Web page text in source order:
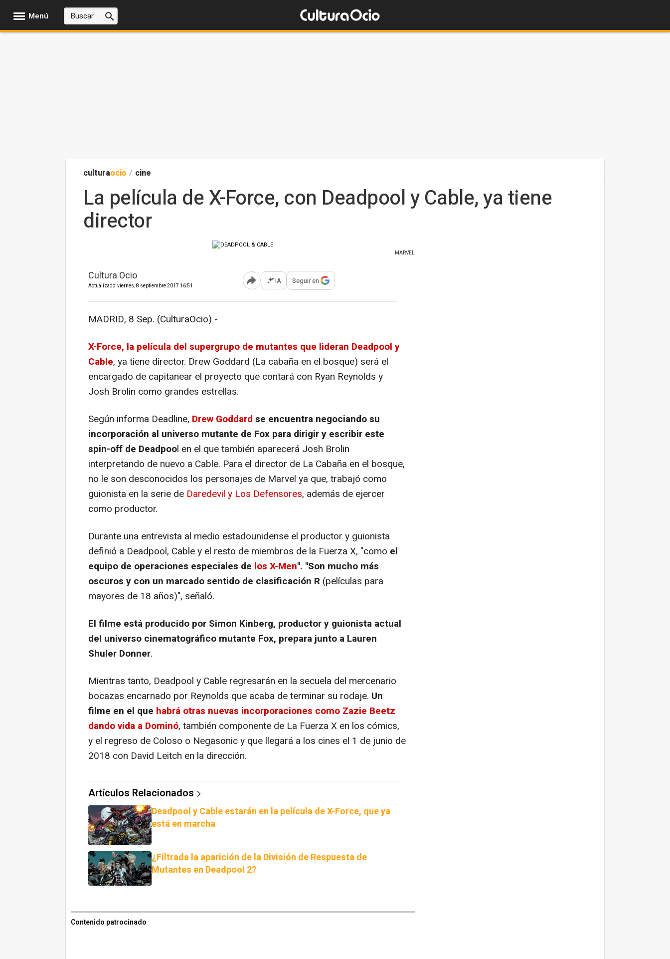
Menú
culturaocio / cine
La película de X-Force, con Deadpool y Cable, ya tiene
director
MARVEL
Cultura Ocio
Actualizado: viernes, 8 septiembre 2017 16:51 Abrir opciones para compartir
IA Seguir en
MADRID, 8 Sep. (CulturaOcio) -
X-Force, la película del supergrupo de mutantes que lideran Deadpool y
Cable, ya tiene director. Drew Goddard (La cabaña en el bosque) será el
encargado de capitanear el proyecto que contará con Ryan Reynolds y
Josh Brolin como grandes estrellas.
Según informa Deadline, Drew Goddard se encuentra negociando su
incorporación al universo mutante de Fox para dirigir y escribir este
spin-off de Deadpool en el que también aparecerá Josh Brolin
interpretando de nuevo a Cable. Para el director de La Cabaña en el bosque,
no le son desconocidos los personajes de Marvel ya que, trabajó como
guionista en la serie de Daredevil y Los Defensores, además de ejercer
como productor.
Durante una entrevista al medio estadounidense el productor y guionista
definió a Deadpool, Cable y el resto de miembros de la Fuerza X, "como el
equipo de operaciones especiales de los X-Men". "Son mucho más
oscuros y con un marcado sentido de clasificación R (películas para
mayores de 18 años)", señaló.
El filme está producido por Simon Kinberg, productor y guionista actual
del universo cinematográfico mutante Fox, prepara junto a Lauren
Shuler Donner.
Mientras tanto, Deadpool y Cable regresarán en la secuela del mercenario
bocazas encarnado por Reynolds que acaba de terminar su rodaje. Un
filme en el que habrá otras nuevas incorporaciones como Zazie Beetz
dando vida a Dominó, también componente de La Fuerza X en los cómics,
y el regreso de Coloso o Negasonic y que llegará a los cines el 1 de junio de
2018 con David Leitch en la dirección.
Artículos Relacionados
Deadpool y Cable estarán en la película de X-Force, que ya
está en marcha
¿Filtrada la aparición de la División de Respuesta de
Mutantes en Deadpool 2?
Contenido patrocinado